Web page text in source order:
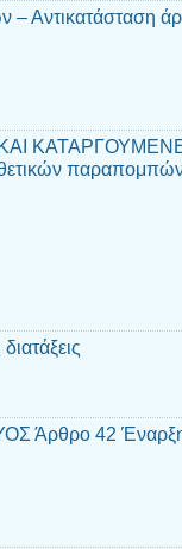
– Αντικατάσταση
Άρθρο 42 Έναρξη